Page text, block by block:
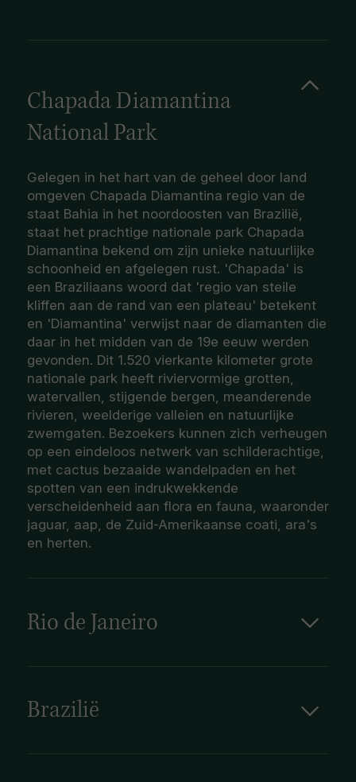
Chapada Diamantina
National Park
Gelegen in het hart van de geheel door land
omgeven Chapada Diamantina regio van de
staat Bahia in het noordoosten van Brazilië,
staat het prachtige nationale park Chapada
Diamantina bekend om zijn unieke natuurlijke
schoonheid en afgelegen rust. 'Chapada' is
een Braziliaans woord dat 'regio van steile
kliffen aan de rand van een plateau' betekent
en 'Diamantina' verwijst naar de diamanten die
daar in het midden van de 19e eeuw werden
gevonden. Dit 1.520 vierkante kilometer grote
nationale park heeft riviervormige grotten,
watervallen, stijgende bergen, meanderende
rivieren, weelderige valleien en natuurlijke
zwemgaten. Bezoekers kunnen zich verheugen
op een eindeloos netwerk van schilderachtige,
met cactus bezaaide wandelpaden en het
spotten van een indrukwekkende
verscheidenheid aan flora en fauna, waaronder
jaguar, aap, de Zuid-Amerikaanse coati, ara's
en herten.
Rio de Janeiro
‘Cariocas’, de bewoners van ‘Rio’ kunnen geen
keuze maken wanneer hen wordt gevraagd het
Brazilië